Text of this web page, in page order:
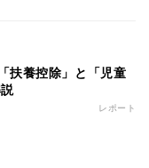
扶養控除」と「児童
レポート